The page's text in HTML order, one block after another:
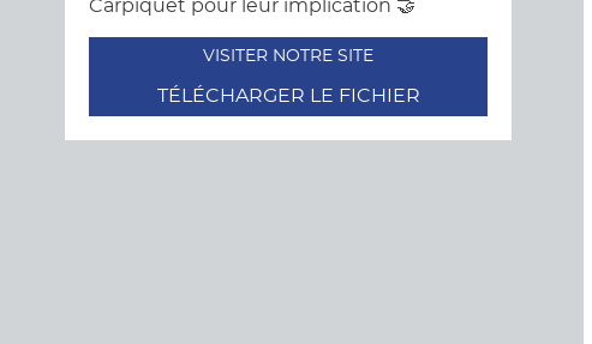
Carpiquet pour leur implication 🤝
VISITER NOTRE SITE
TÉLÉCHARGER LE FICHIER